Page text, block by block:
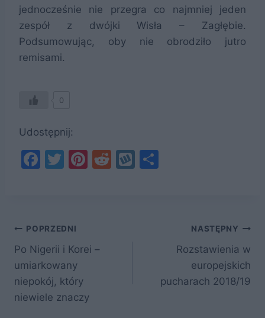
jednocześnie nie przegra co najmniej jeden
zespół z dwójki Wisła – Zagłębie.
Podsumowując, oby nie obrodziło jutro
remisami.
0
Udostępnij:
F
b
o
o
k
T
Pi R
W
Nawigacja
wpisu
POPRZEDNI
Po Nigerii i Korei –
umiarkowany
niepokój, który
niewiele znaczy
NASTĘPNY
Rozstawienia w
europejskich
pucharach 2018/19